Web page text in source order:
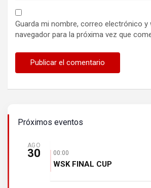
Guarda mi nombre, correo electrónico y
navegador para la próxima vez que
Próximos eventos
AGO
30 00:00
WSK FINAL CUP